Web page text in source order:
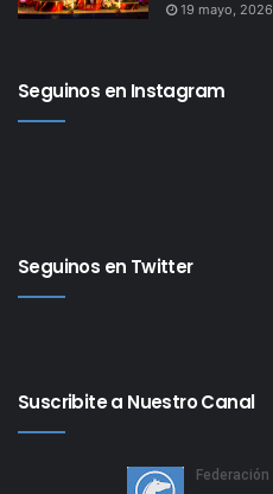
19 mayo, 2026
Seguinos en Instagram
Seguinos en Twitter
Suscribite a Nuestro Canal